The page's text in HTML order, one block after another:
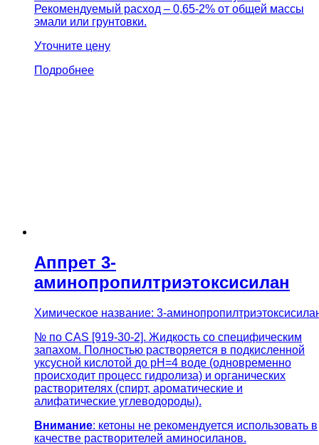
Рекомендуемый расход – 0,65-2% от общей массы
эмали или грунтовки.
Уточните цену
Подробнее
Аппрет 3-
аминопропилтриэтоксисилан
Химическое название: 3-
№ по CAS [919-30-2]. Жидкость со специфическим
запахом. Полностью растворяется в подкисленной
уксусной кислотой до pH=4 воде (одновременно
происходит процесс гидролиза) и органических
растворителях (спирт, ароматические и
алифатические углеводороды).
Внимание: кетоны не рекомендуется использовать в
качестве растворителей аминосиланов.